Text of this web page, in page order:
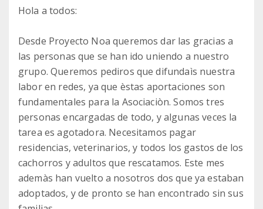
Hola a todos:
Desde Proyecto Noa queremos dar las gracias a
las personas que se han ido uniendo a nuestro
grupo. Queremos pediros que difundaìs nuestra
labor en redes, ya que èstas aportaciones son
fundamentales para la Asociaciòn. Somos tres
personas encargadas de todo, y algunas veces la
tarea es agotadora. Necesitamos pagar
residencias, veterinarios, y todos los gastos de los
cachorros y adultos que rescatamos. Este mes
ademàs han vuelto a nosotros dos que ya estaban
adoptados, y de pronto se han encontrado sin sus